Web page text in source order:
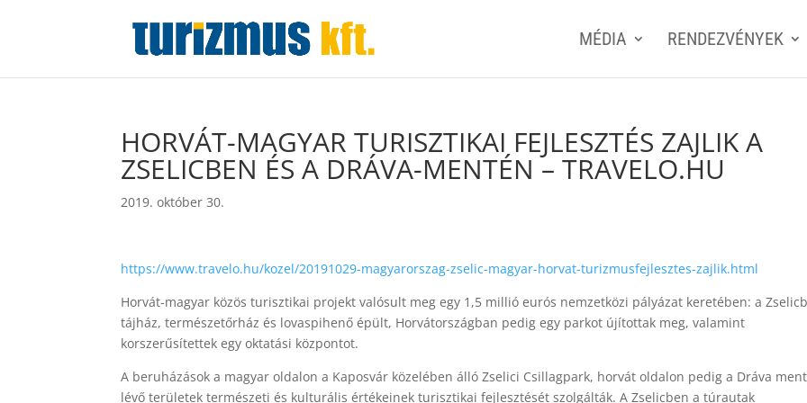
MÉDIA RENDEZVÉNYEK
HORVÁT-MAGYAR TURISZTIKAI FEJLESZTÉS ZAJLIK A
ZSELICBEN ÉS A DRÁVA-MENTÉN – TRAVELO.HU
2019. október 30.
https://www.travelo.hu/kozel/20191029-magyarorszag-zselic-magyar-horvat-turizmusfejlesztes-zajlik.html
Horvát-magyar közös turisztikai projekt valósult meg egy 1,5 millió eurós nemzetközi pályázat keretében: a
tájház, természetőrház és lovaspihenő épült, Horvátországban pedig egy parkot újítottak meg, valamint
korszerűsítettek egy oktatási központot.
A beruházások a magyar oldalon a Kaposvár közelében álló Zselici Csillagpark, horvát oldalon pedig a Dráva
lévő területek természeti és kulturális értékeinek turisztikai fejlesztését szolgálták. A Zselicben a túrautak